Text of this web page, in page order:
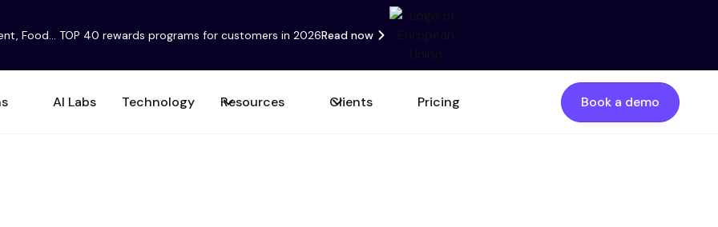
Food... TOP 40 rewards programs for customers in 2026Read now
AI Labs Technology Resources Clients Pricing Book a demo